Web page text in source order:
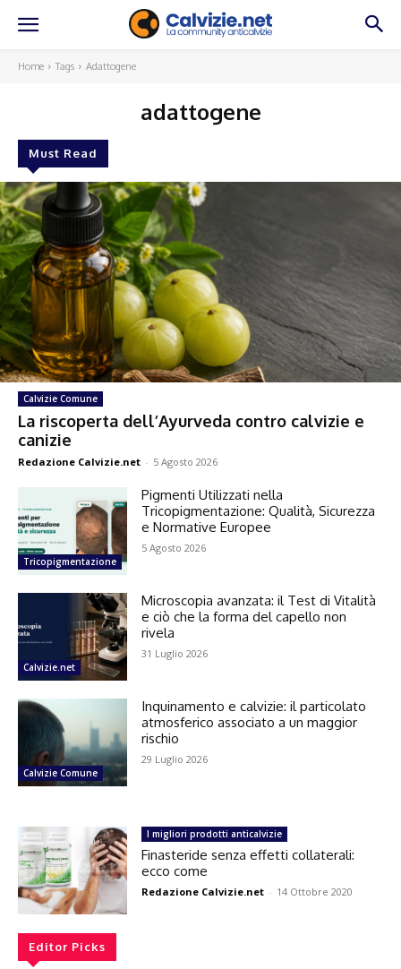
Home Tags Adattogene
adattogene
Must Read
Calvizie Comune
La riscoperta dell’Ayurveda contro calvizie e
canizie
Redazione Calvizie.net - 5 Agosto 2026
Tricopigmentazione
Pigmenti Utilizzati nella
Tricopigmentazione: Qualità, Sicurezza
e Normative Europee
5 Agosto 2026
Calvizie.net
Microscopia avanzata: il Test di Vitalità
e ciò che la forma del capello non
rivela
31 Luglio 2026
Calvizie Comune
Inquinamento e calvizie: il particolato
atmosferico associato a un maggior
rischio
29 Luglio 2026
I migliori prodotti anticalvizie
Finasteride senza effetti collaterali:
ecco come
Redazione Calvizie.net - 14 Ottobre 2020
Editor Picks